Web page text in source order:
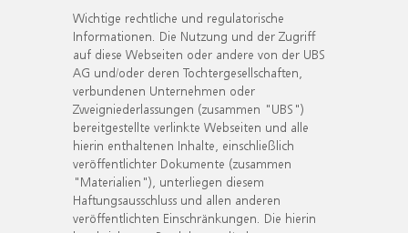
Wichtige rechtliche und regulatorische
Informationen. Die Nutzung und der Zugriff
auf diese Webseiten oder andere von der UBS
AG und/oder deren Tochtergesellschaften,
verbundenen Unternehmen oder
Zweigniederlassungen (zusammen "UBS")
bereitgestellte verlinkte Webseiten und alle
hierin enthaltenen Inhalte, einschließlich
veröffentlichter Dokumente (zusammen
"Materialien"), unterliegen diesem
Haftungsausschluss und allen anderen
veröffentlichten Einschränkungen. Die hierin